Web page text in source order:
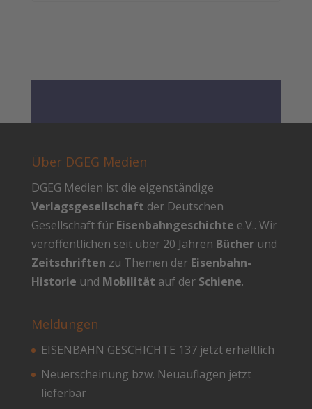
Über DGEG Medien
DGEG Medien ist die eigenständige
Verlagsgesellschaft der Deutschen
Gesellschaft für Eisenbahngeschichte e.V.. Wir
veröffentlichen seit über 20 Jahren Bücherund
Zeitschriften zu Themen der Eisenbahn-
Historie und Mobilität auf der Schiene.
Meldungen
EISENBAHN GESCHICHTE 137 jetzt erhältlich
Neuerscheinung bzw. Neuauflagen jetzt
lieferbar